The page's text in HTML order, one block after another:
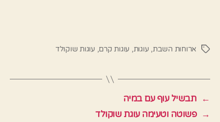
תגיותארוחות השבת, עוגות, עוגות קרם, עוגות שוקולד
← תבשיל עוף עם במיה
→ פשוטה וטעימה עוגת שוקולד